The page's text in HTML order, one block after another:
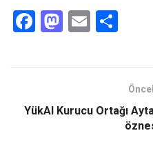
F
o
M
d
E
YükAl Kurucu Ortağı